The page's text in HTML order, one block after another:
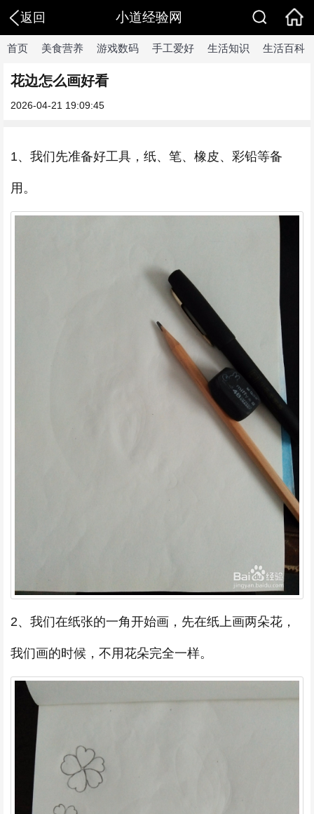
返回 小道经验网
首页 美食营养 游戏数码 手工爱好 生活知识 生活百科
花边怎么画好看
2026-04-21 19:09:45
1、我们先准备好工具，纸、笔、橡皮、彩铅等备
用。
2、我们在纸张的一角开始画，先在纸上画两朵花，
我们画的时候，不用花朵完全一样。